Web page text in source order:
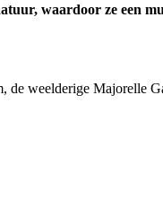
waardoor ze een
weelderige Majorelle